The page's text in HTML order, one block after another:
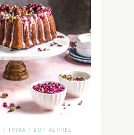
/ ΓΛΥΚΆ /
ΕΟΡΤΑΣΤΙΚΈΣ